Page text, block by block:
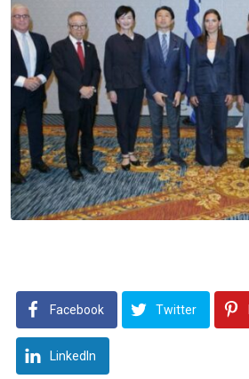
Facebook Twitter
LinkedIn